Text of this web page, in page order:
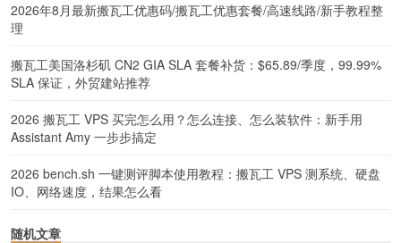
2026年8月最新搬瓦工优惠码/搬瓦工优惠套餐/高速线路/新手教程整
理
搬瓦工美国洛杉矶 CN2 GIA SLA 套餐补货：$65.89/季度，99.99%
SLA 保证，外贸建站推荐
2026 搬瓦工 VPS 买完怎么用？怎么连接、怎么装软件：新手用
Assistant Amy 一步步搞定
2026 bench.sh 一键测评脚本使用教程：搬瓦工 VPS 测系统、硬盘
IO、网络速度，结果怎么看
随机文章